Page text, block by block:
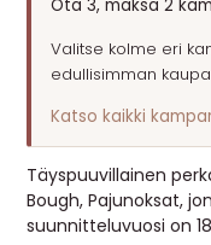
🔖 OUTLET
OHJEITA
USEIN KYSYTTYÄ
Ota 3, maksa 2
Valitse kolme eri
edullisimman
Katso kaikki
Täyspuuvillainen
Bough, Pajunoksat,
suunnitteluvuosi on